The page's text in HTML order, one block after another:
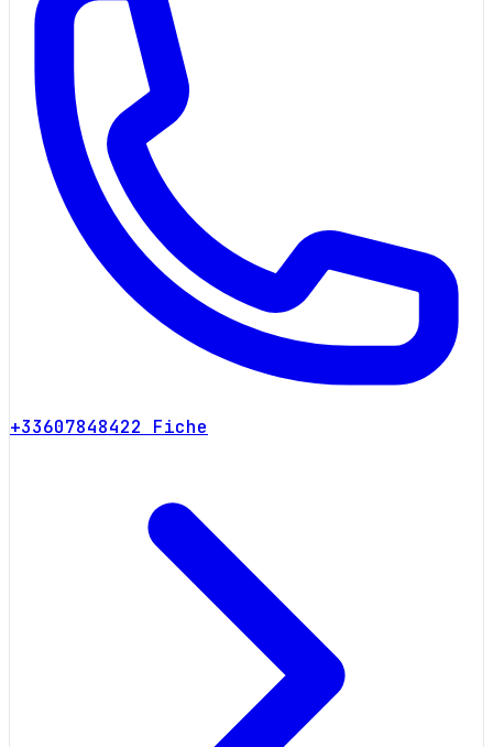
+33607848422 Fiche